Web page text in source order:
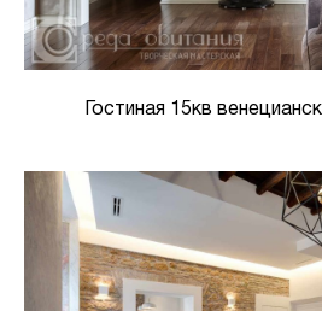
Гостиная 15кв